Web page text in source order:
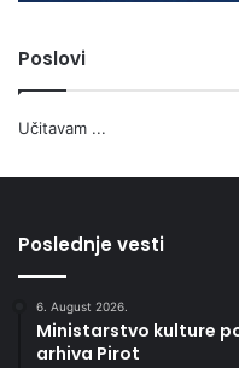
Poslovi
Učitavam ...
Poslednje vesti
6. August 2026.
Ministarstvo kulture
arhiva Pirot